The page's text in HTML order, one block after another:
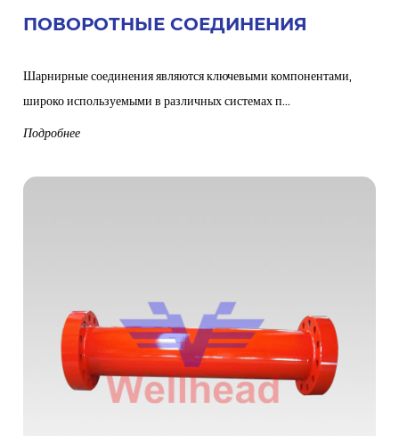
ПОВОРОТНЫЕ СОЕДИНЕНИЯ
Шарнирные соединения являются ключевыми компонентами,
широко используемыми в различных системах п...
Подробнее